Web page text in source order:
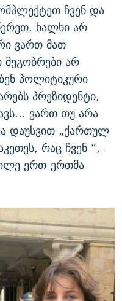
ჩვენ და
ხალხი არ
ვართ მათ
არ
პოლიტიკური
პრეზიდენტი,
ვართ თუ არა
დაუსვით „ქართულ
რაც ჩვენ “, -
ერთ-ერთმა